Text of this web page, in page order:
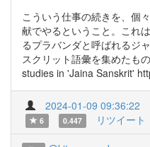
こういう仕事の続きを、個
献でやるということ。これ
るプラバンダと呼ばれるジ
スクリット語彙を集めたも
studies in 'Jaina Sanskrit'
2024-01-09 09:36:22
6
0.447 リツイー